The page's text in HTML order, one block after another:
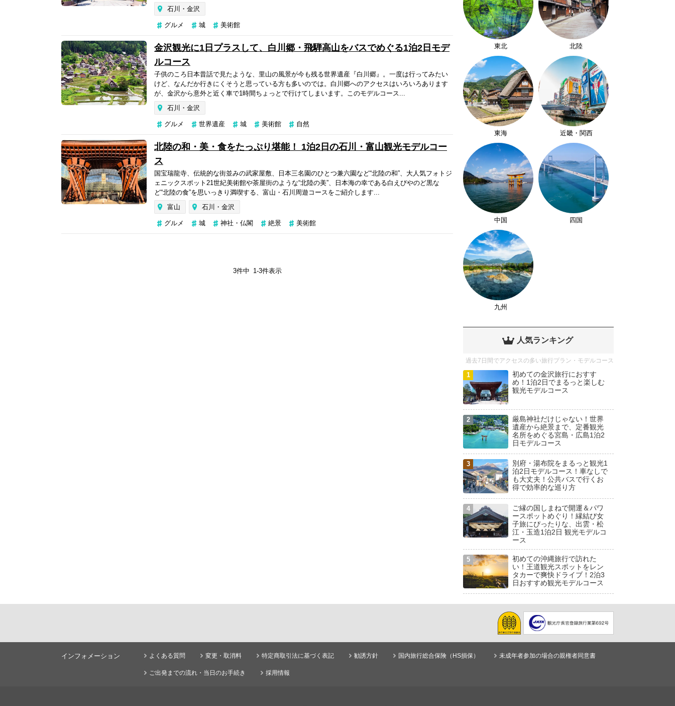
石川・金沢
グルメ 城 美術館
金沢観光に1日プラスして、白川郷・飛騨高山をバスでめぐる1泊2日モデ
ルコース
子供のころ日本昔話で見たような、里山の風景が今も残る世界遺産『白川郷』。一度は行ってみたい
けど、なんだか行きにくそうと思っている方も多いのでは。白川郷へのアクセスはいろいろあります
が、金沢から意外と近く車で1時間ちょっとで行けてしまいます。このモデルコース...
石川・金沢
グルメ 世界遺産 城 美術館 自然
北陸の和・美・食をたっぷり堪能！ 1泊2日の石川・富山観光モデルコー
ス
国宝瑞龍寺、伝統的な街並みの武家屋敷、日本三名園のひとつ兼六園など“北陸の和”、大人気フォトジ
ェニックスポット21世紀美術館や茶屋街のような“北陸の美”、日本海の幸である白えびやのど黒な
ど“北陸の食”を思いっきり満喫する、富山・石川周遊コースをご紹介します...
富山
石川・金沢
グルメ 城 神社・仏閣 絶景 美術館
3件中 1-3件表示
東北 北陸
東海 近畿・関西
中国 四国
九州
人気ランキング
過去7日間でアクセスの多い旅行プラン・モデルコース
初めての金沢旅行におすす
め！1泊2日でまるっと楽しむ
観光モデルコース
厳島神社だけじゃない！世界
遺産から絶景まで、定番観光
名所をめぐる宮島・広島1泊2
日モデルコース
別府・湯布院をまるっと観光1
泊2日モデルコース！車なしで
も大丈夫！公共バスで行くお
得で効率的な巡り方
ご縁の国しまねで開運＆パワ
ースポットめぐり！縁結び女
子旅にぴったりな、出雲・松
江・玉造1泊2日 観光モデルコ
ース
初めての沖縄旅行で訪れた
い！王道観光スポットをレン
タカーで爽快ドライブ！2泊3
日おすすめ観光モデルコース
インフォメーション よくある質問 変更・取消料 特定商取引法に基づく表記 勧誘方針 国内旅行総合保険（HS損保） 未成年者参加の場合の親権者同意書
ご出発までの流れ・当日のお手続き 採用情報